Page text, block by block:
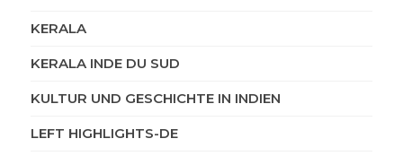
KERALA
KERALA INDE DU SUD
KULTUR UND GESCHICHTE IN INDIEN
LEFT HIGHLIGHTS-DE